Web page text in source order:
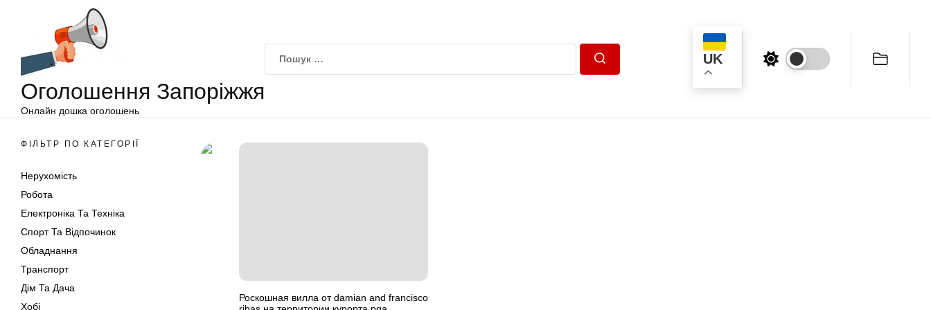
Оголошення Запоріжжя
Онлайн дошка оголошень
UK
ФІЛЬТР ПО КАТЕГОРІЇ
Нерухомість
Робота
Електроніка Та Техніка
Спорт Та Відпочинок
Обладнання
Транспорт
Дім Та Дача
Хобі
Роскошная вилла от damian and francisco